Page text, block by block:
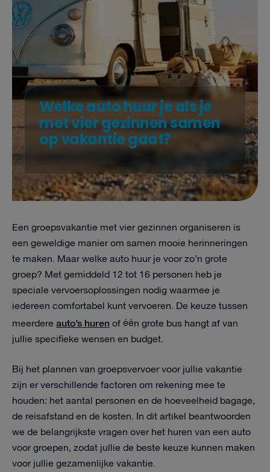
Welke auto huur je als je
met vier gezinnen samen
op vakantie gaat?
Een groepsvakantie met vier gezinnen organiseren is
een geweldige manier om samen mooie herinneringen
te maken. Maar welke auto huur je voor zo’n grote
groep? Met gemiddeld 12 tot 16 personen heb je
speciale vervoersoplossingen nodig waarmee je
iedereen comfortabel kunt vervoeren. De keuze tussen
meerdere auto’s hurenof één grote bus hangt af van
jullie specifieke wensen en budget.
Bij het plannen van groepsvervoer voor jullie vakantie
zijn er verschillende factoren om rekening mee te
houden: het aantal personen en de hoeveelheid bagage,
de reisafstand en de kosten. In dit artikel beantwoorden
we de belangrijkste vragen over het huren van een auto
voor groepen, zodat jullie de beste keuze kunnen maken
voor jullie gezamenlijke vakantie.